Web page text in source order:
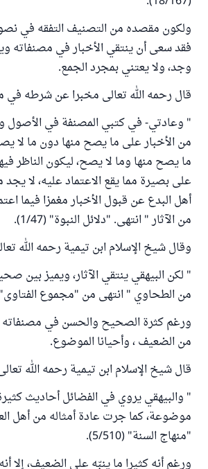
ولكون مقصده من التصنيف التفقه في
فقد سعى أن ينتقي الأخبار في مصنفاته
وجد، ولا يعتني بمجرد الجمع.
قال رحمه الله تعالى مخبرا عن شرطه في
" وعادتي- في كتبي المصنفة في الأصول
من الأخبار على ما يصح منها دون ما لا
ما يصح منها وما لا يصح، ليكون الناظر
على بصيرة مما يقع الاعتماد عليه، لا
أهل البدع عن قبول الأخبار مغمزا فيما
من الآثار " انتهى. "دلائل النبوة" (1/47).
وقال شيخ الإسلام ابن تيمية رحمه الله
" لكن البيهقي ينتقي الآثار، ويميز بين
من الطحاوي " انتهى من "مجموع الفتاوى" (24/
ورغم كثرة الصحيح والحسن في مصنفاته ،
من الضعيف ، وأحيانا الموضوع.
قال شيخ الإسلام ابن تيمية رحمه الله
" والبيهقي يروي في الفضائل أحاديث
موضوعة، كما جرت عادة أمثاله من أهل
"منهاج السنة" (5/510).
ورغم أنه كثيرا ما ينبّه على الضعيف، إلا